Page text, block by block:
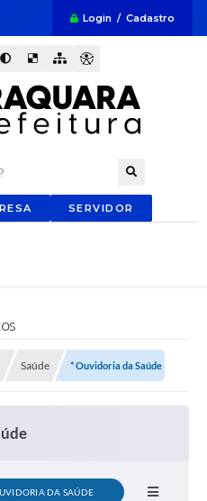
Login / Cadastro
SERVIDOR
Saúde * Ouvidoria da Saúde
DA SAÚDE